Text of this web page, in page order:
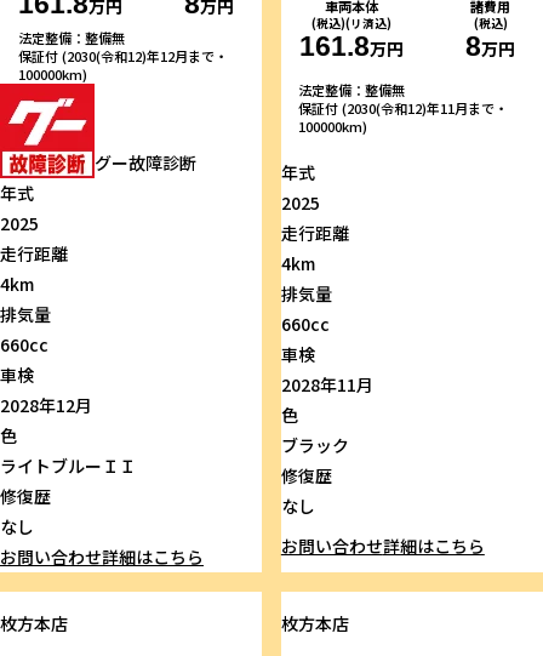
万円 万円
法定整備：整備無
保証付 (2030(令和12)年12月まで・
100000km)
グー故障診断
年式
2025
走行距離
4km
排気量
660cc
車検
2028年12月
色
ライトブルーＩＩ
修復歴
なし
お問い合わせ詳細はこちら
車両本体
(税込)(リ済込)
161.8万円
諸費用
(税込)
8万円
法定整備：整備無
保証付 (2030(令和12)年11月まで・
100000km)
年式
2025
走行距離
4km
排気量
660cc
車検
2028年11月
色
ブラック
修復歴
なし
お問い合わせ詳細はこちら
枚方本店
枚方本店